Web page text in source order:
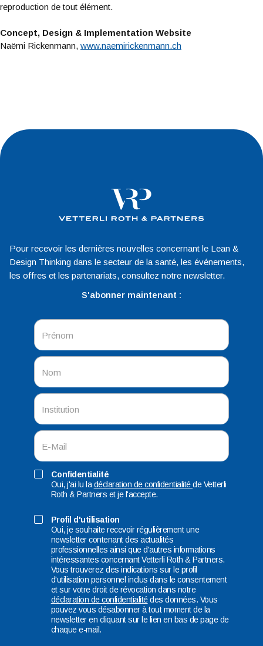
reproduction de tout élément.
Concept, Design & Implementation Website
Naëmi Rickenmann, www.naemirickenmann.ch
Pour recevoir les dernières nouvelles concernant le Lean &
Design Thinking dans le secteur de la santé, les événements,
les offres et les partenariats, consultez notre newsletter.
S'abonner maintenant :
Confidentialité
Oui, j'ai lu ladéclaration de confidentialitéde Vetterli
Roth & Partners et je l'accepte.
Profil d'utilisation
Oui, je souhaite recevoir régulièrement une
newsletter contenant des actualités
professionnelles ainsi que d'autres informations
intéressantes concernant Vetterli Roth & Partners.
Vous trouverez des indications sur le profil
d'utilisation personnel inclus dans le consentement
et sur votre droit de révocation dans notre
déclaration deconfidentialitédes données. Vous
pouvez vous désabonner à tout moment de la
newsletter en cliquant sur le lien en bas de page de
chaque e-mail.